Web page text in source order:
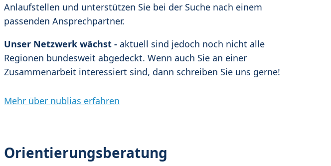
Anlaufstellen und unterstützen Sie bei der Suche nach einem
passenden Ansprechpartner.
Unser Netzwerk wächst - aktuell sind jedoch noch nicht alle
Regionen bundesweit abgedeckt. Wenn auch Sie an einer
Zusammenarbeit interessiert sind, dann schreiben Sie uns gerne!
Mehr über nublias erfahren
Orientierungsberatung